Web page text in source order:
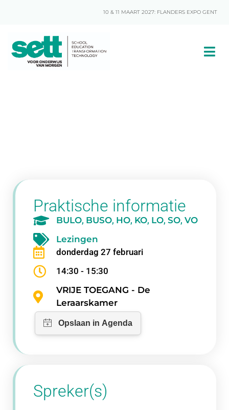
10 & 11 MAART 2027: FLANDERS EXPO GENT
Praktische informatie
BULO, BUSO, HO, KO, LO, SO, VO
Lezingen
donderdag 27 februari
14:30 - 15:30
VRIJE TOEGANG - De
Leraarskamer
Spreker(s)